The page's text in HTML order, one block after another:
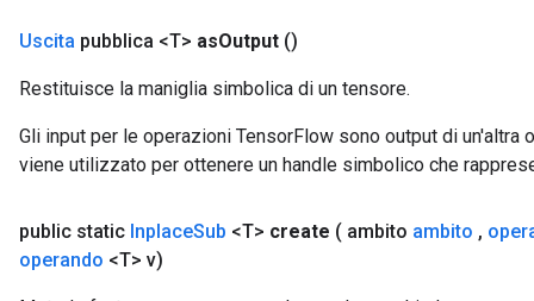
Uscita pubblica <T> asOutput ()
Restituisce la maniglia simbolica di un tensore.
Gli input per le operazioni TensorFlow sono output di un'altra
viene utilizzato per ottenere un handle simbolico che
public static InplaceSub <T> create ( ambito ambito ,
operando <T> v)